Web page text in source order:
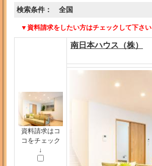
検索条件： 全国
▼資料請求をしたい方はチェックして下さい
資料請求はコ
コをチェック
↓
南日本ハウス（株）